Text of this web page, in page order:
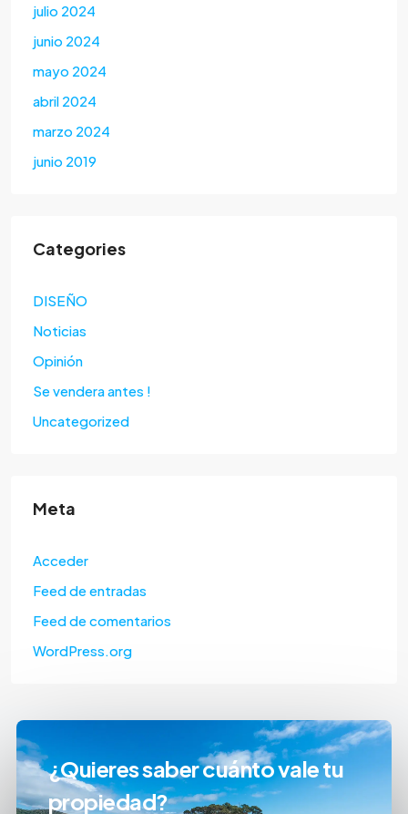
julio 2024
junio 2024
mayo 2024
abril 2024
marzo 2024
junio 2019
Categories
DISEÑO
Noticias
Opinión
Se vendera antes !
Uncategorized
Meta
Acceder
Feed de entradas
Feed de comentarios
WordPress.org
¿Quieres saber cuánto vale tu
propiedad?